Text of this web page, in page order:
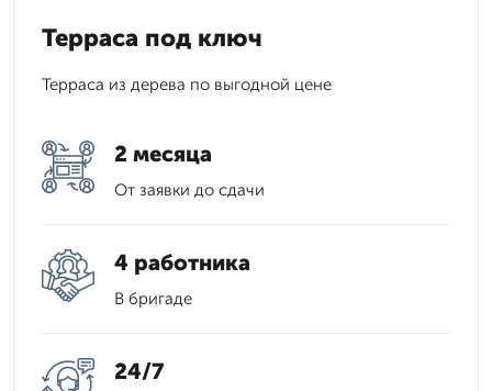
Терраса под ключ
Терраса из дерева по выгодной цене
2 месяца
От заявки до сдачи
4 работника
В бригаде
24/7